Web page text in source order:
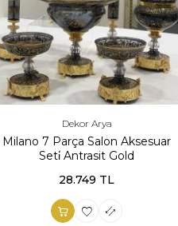
Dekor Arya
Milano 7 Parça Salon Aksesuar
Seti̇ Antrasit Gold
28.749 TL